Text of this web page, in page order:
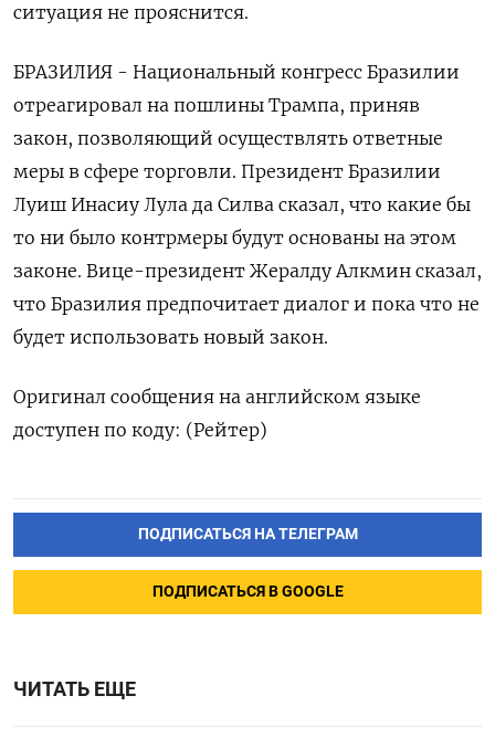
ситуация не прояснится.
БРАЗИЛИЯ - Национальный конгресс Бразилии
отреагировал на пошлины Трампа, приняв
закон, позволяющий осуществлять ответные
меры в сфере торговли. Президент Бразилии
Луиш Инасиу Лула да Силва сказал, что какие бы
то ни было контрмеры будут основаны на этом
законе. Вице-президент Жералду Алкмин сказал,
что Бразилия предпочитает диалог и пока что не
будет использовать новый закон.
Оригинал сообщения на английском языке
доступен по коду: (Рейтер)
ПОДПИСАТЬСЯ НА ТЕЛЕГРАМ
ПОДПИСАТЬСЯ В GOOGLE
ЧИТАТЬ ЕЩЕ